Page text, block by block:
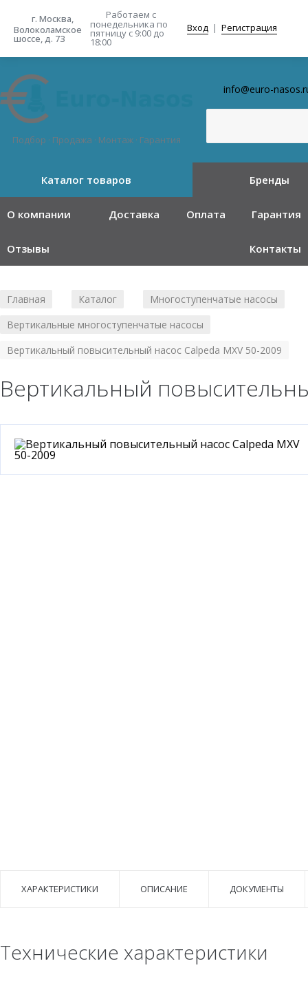
г. Москва,
Волоколамское
шоссе, д. 73
Работаем с
понедельника по
пятницу с 9:00 до
18:00
Вход | Регистрация
Подбор · Продажа · Монтаж · Гарантия
info@euro-
Каталог товаров Бренды
О компании Доставка Оплата Гарантия
Отзывы Контакты
Главная Каталог Многоступенчатые насосы
Вертикальные многоступенчатые насосы
Вертикальный повысительный насос Calpeda MXV 50-2009
Вертикальный
ХАРАКТЕРИСТИКИ ОПИСАНИЕ ДОКУМЕНТЫ
Технические характеристики